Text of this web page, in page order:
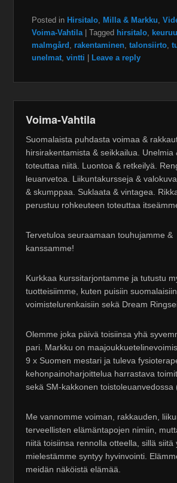
Posted in Hirsitalo, Milla & Markku,
Voima-Vahtila
|Tagged hirsitalo, keuruu
malmgård , rakentaminen,talonsiirto,
unelmat,vintti Leave a reply
Voima-Vahtila
Suomalaista puhdasta voimaa &
hirsirakentamista & seikkailua. Unelmia
toteuttaa niitä. Luontoa & retkeilyä.
leuanvetoa. Liikuntakursseja &
& skumppaa. Suklaata & vintagea.
perustuu rohkeuteen toteuttaa
Tervetuloa seuraamaan touhujamme
kanssamme!
Kurkkaa kurssitarjontamme ja tutustu
tuotteisiimme, kuten puisiin suomalaisiin
voimistelurenkaisiin sekä Dream
Olemme joka päivä toisiinsa yhä
pari. Markku on
9 x Suomen mestari ja tuleva
kehonpainoharjoittelua harrastava
sekä SM-kakkonen toistoleuanvedossa
Me vannomme voiman, rakkauden,
terveellisten elämäntapojen nimiin,
niitä toisiinsa rennolla otteella, sillä siitä
mielestämme syntyy hyvinvointi.
meidän näköistä elämää.